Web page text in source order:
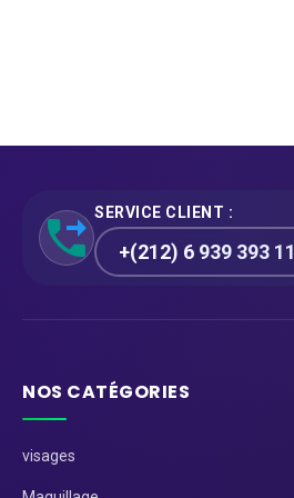
SERVICE CLIENT :
+(212) 6 939 393 11
NOS CATÉGORIES
visages